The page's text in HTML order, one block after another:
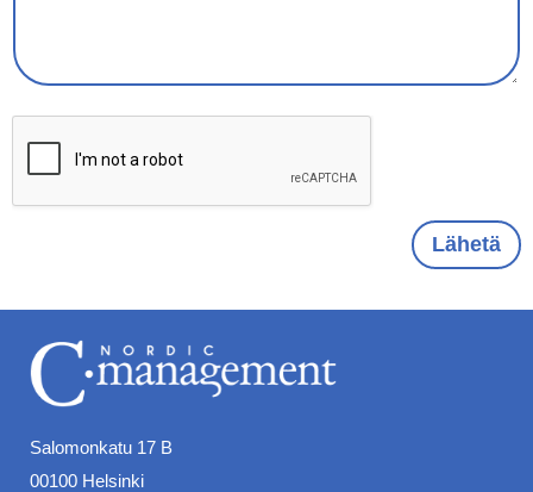
h
u
*
*
*
Lähetä
Salomonkatu 17 B
00100 Helsinki